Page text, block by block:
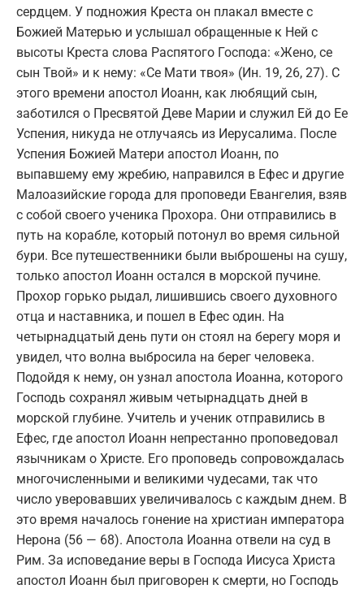
сердцем. У подножия Креста он плакал вместе с
Божией Матерью и услышал обращенные к Ней с
высоты Креста слова Распятого Господа: «Жено, се
сын Твой» и к нему: «Се Мати твоя» (Ин. 19, 26, 27). С
этого времени апостол Иоанн, как любящий сын,
заботился о Пресвятой Деве Марии и служил Ей до Ее
Успения, никуда не отлучаясь из Иерусалима. После
Успения Божией Матери апостол Иоанн, по
выпавшему ему жребию, направился в Ефес и другие
Малоазийские города для проповеди Евангелия, взяв
с собой своего ученика Прохора. Они отправились в
путь на корабле, который потонул во время сильной
бури. Все путешественники были выброшены на сушу,
только апостол Иоанн остался в морской пучине.
Прохор горько рыдал, лишившись своего духовного
отца и наставника, и пошел в Ефес один. На
четырнадцатый день пути он стоял на берегу моря и
увидел, что волна выбросила на берег человека.
Подойдя к нему, он узнал апостола Иоанна, которого
Господь сохранял живым четырнадцать дней в
морской глубине. Учитель и ученик отправились в
Ефес, где апостол Иоанн непрестанно проповедовал
язычникам о Христе. Его проповедь сопровождалась
многочисленными и великими чудесами, так что
число уверовавших увеличивалось с каждым днем. В
это время началось гонение на христиан императора
Нерона (56 — 68). Апостола Иоанна отвели на суд в
Рим. За исповедание веры в Господа Иисуса Христа
апостол Иоанн был приговорен к смерти, но Господь